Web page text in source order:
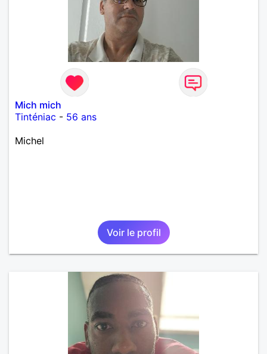
Mich mich
Tinténiac - 56 ans
Michel
Voir le profil